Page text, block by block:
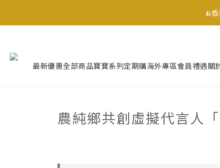
🍌
最新優惠全部商品寶寶系列定期購海外專區會員禮遇關
農純鄉共創虛擬代言人